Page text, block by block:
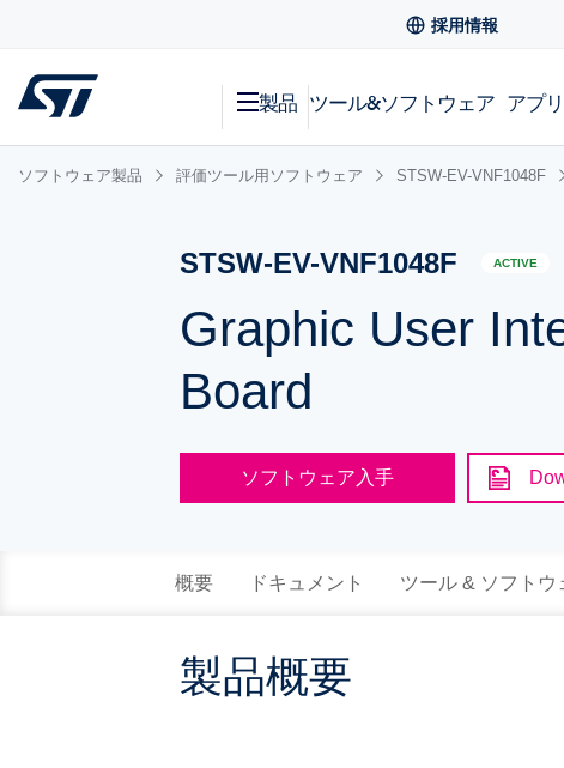
採用情報
製品 ツール&ソフトウェア アプ
ソフトウェア製品 評価ツール用ソフトウェア STSW-EV-VNF1048F
STSW-EV-VNF1048F ACTIVE
Graphic User
Board
ソフトウェア入手
概要 ドキュメント ツール & ソフトウ
製品概要